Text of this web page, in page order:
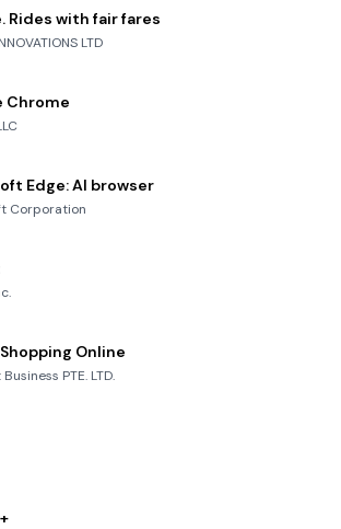
Rides with fair fares
LTD
Chrome
Edge: AI browser
Corporation
Online
PTE. LTD.